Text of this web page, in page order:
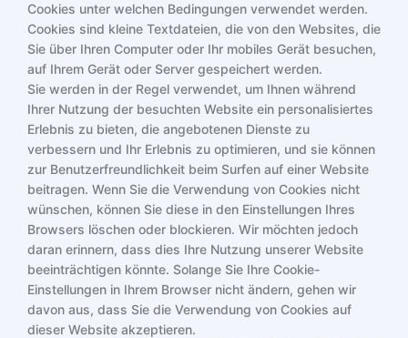
Cookies unter welchen Bedingungen verwendet werden.
Cookies sind kleine Textdateien, die von den Websites, die
Sie über Ihren Computer oder Ihr mobiles Gerät besuchen,
auf Ihrem Gerät oder Server gespeichert werden.
Sie werden in der Regel verwendet, um Ihnen während
Ihrer Nutzung der besuchten Website ein personalisiertes
Erlebnis zu bieten, die angebotenen Dienste zu
verbessern und Ihr Erlebnis zu optimieren, und sie können
zur Benutzerfreundlichkeit beim Surfen auf einer Website
beitragen. Wenn Sie die Verwendung von Cookies nicht
wünschen, können Sie diese in den Einstellungen Ihres
Browsers löschen oder blockieren. Wir möchten jedoch
daran erinnern, dass dies Ihre Nutzung unserer Website
beeinträchtigen könnte. Solange Sie Ihre Cookie-
Einstellungen in Ihrem Browser nicht ändern, gehen wir
davon aus, dass Sie die Verwendung von Cookies auf
dieser Website akzeptieren.